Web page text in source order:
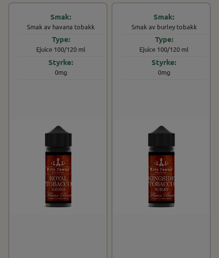
Smak av havana tobakk
Ejuice 100/120 ml
0mg
Smak av burley tobakk
Ejuice 100/120 ml
0mg